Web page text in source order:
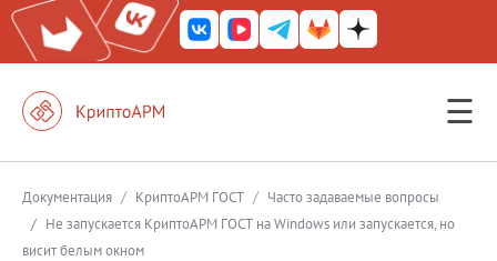
☰
КриптоАРМ
КриптоАРМ Server
Документация / КриптоАРМ ГОСТ / Часто задаваемые вопросы
/ Не запускается КриптоАРМ ГОСТ на Windows или запускается, но
висит белым окном